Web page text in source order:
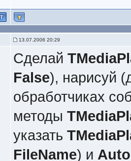
13.07.2006 20:29
Сделай
False), нарисуй
обработчиках
методы
указать
FileName) и